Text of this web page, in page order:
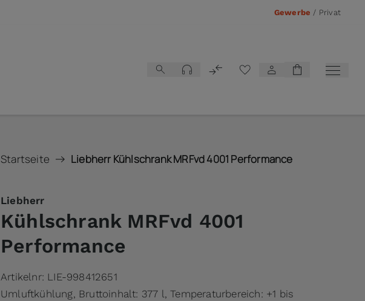
Gewerbe / Privat
Startseite Liebherr Kühlschrank MRFvd 4001 Performance
Liebherr
Kühlschrank MRFvd 4001
Performance
Artikelnr: LIE-998412651
Umluftkühlung, Bruttoinhalt: 377 l, Temperaturbereich: +1 bis